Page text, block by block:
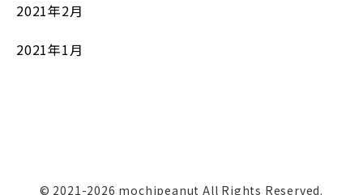
2021年2月
2021年1月
© 2021-2026 mochipeanut All Rights Reserved.